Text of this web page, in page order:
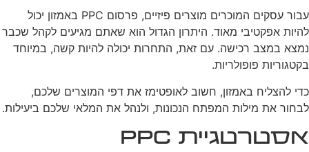
עבור עסקים המוכרים מוצרים פיזיים, פרסום PPC באמזון יכול
להיות אפקטיבי מאוד. היתרון הגדול הוא שאתם מגיעים לקהל שכבר
נמצא במצב רכישה. עם זאת, התחרות יכולה להיות קשה, במיוחד
בקטגוריות פופולריות.
כדי להצליח באמזון, חשוב לאופטימז את דפי המוצרים שלכם,
לבחור את מילות המפתח הנכונות, ולנהל את המלאי שלכם ביעילות.
אסטרטגיית PPC